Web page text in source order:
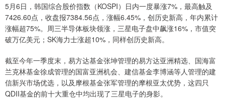
5月6日，韩国综合股价指数（KOSPI）日内一度暴涨7%，最高触及
7426.60点，收盘报7384.56点，涨幅6.45%，创历史新高，年内累计
涨幅超75%。周三半导体板块领涨，三星电子盘中飙涨16%，市值突
破万亿美元；SK海力士涨超10%，同样创历史新高。
截至今年一季度末，易方达基金张坤管理的易方达亚洲精选、国海富
兰克林基金徐成管理的国富亚洲机会、建信基金李博涵等人管理的建
信新兴市场优选，以及摩根基金张军管理的摩根亚太优势，这四只
QDII基金的前十大重仓中均出现了三星电子的身影。